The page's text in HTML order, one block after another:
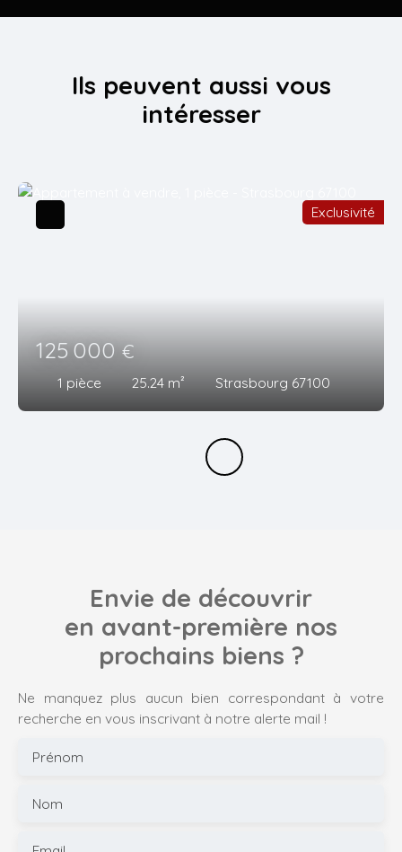
Ils peuvent aussi vous
intéresser
125 000€
1 pièce 25.24 m² Strasbourg 67100
Exclusivité
Envie de découvrir
en avant-première nos
prochains biens ?
Ne manquez plus aucun bien correspondant à votre
recherche en vous inscrivant à notre alerte mail !
Prénom
Nom